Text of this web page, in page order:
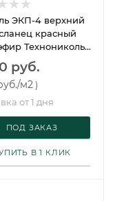
ЭКП-4 верхний
красный
Технониколь
руб.
/м2 )
от 1 дня
ПОД ЗАКАЗ
В 1 КЛИК